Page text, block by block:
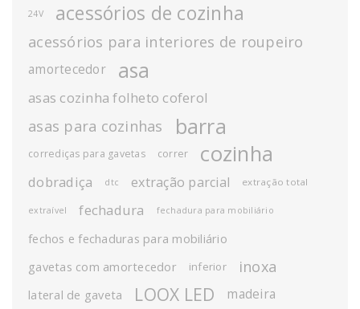
24V acessórios de cozinha
acessórios para interiores de roupeiro
amortecedor asa
asas cozinha folheto coferol
asas para cozinhas barra
corrediças para gavetas correr cozinha
dobradiça dtc extração parcial extração total
extraível fechadura fechadura para mobiliário
fechos e fechaduras para mobiliário
gavetas com amortecedor
inferior inoxa
lateral de gaveta LOOX LED madeira